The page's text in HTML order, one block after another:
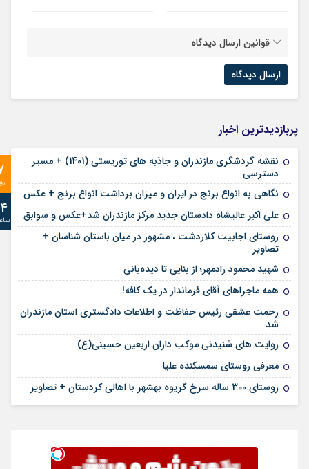
قوانین ارسال دیدگاه
پربازدیدترین اخبار
نقشه گردشگری مازندران و جاذبه های توریستی (1401) + مسیر
دسترسی
نگاهی به انواع برنج در ایران و میزان برداشت انواع برنج + عکس
علی‌ اکبر عالیشاه دادستان جدید مرکز مازندران شد+عکس و سوابق
روستای اجابیت کلاردشت ، مشهور در میان باستان شناسان +
تصاویر
شهید محمود رادمهر؛ از بنایی تا دیده‌بانی
همه ماجراهای آقای فرماندار در یک کافه!
رحمت عشقی رئیس حفاظت و اطلاعات دادگستری استان مازندران
شد
روایت های شنیدنی موکب داران اربعین حسینی(ع)
معرفی روستای سمسکنده علیا
روستای 300 ساله سرخ ‌گریوه بهشهر با اهالی کردستان + تصاویر